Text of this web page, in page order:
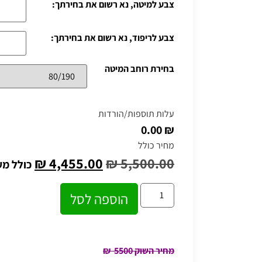
בחירת רוחב המיטה
צבע למיטה, נא רשום את בחירתך:
צבע לריפוד, נא רשום את בחירתך:
עלות תוספות/הורדות
₪ 0.00
מחיר כולל
₪5,500.00
₪4,455.00 כולל
הוספה לסל
מחיר השוק 5500
₪